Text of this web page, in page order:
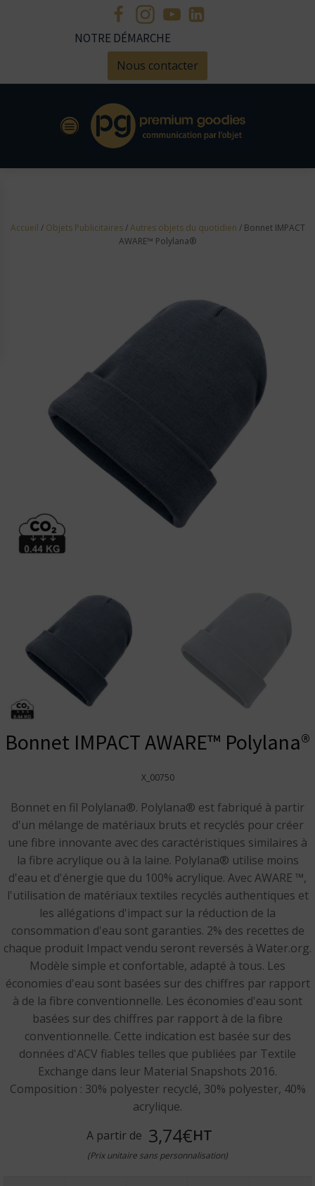
NOTRE DÉMARCHE
Nous contacter
Accueil / Objets Publicitaires/Autres objets du quotidien / Bonnet IMPACT
AWARE™ Polylana®
Bonnet IMPACT AWARE™ Polylana®
X_00750
Bonnet en fil Polylana®. Polylana® est fabriqué à partir
d'un mélange de matériaux bruts et recyclés pour créer
une fibre innovante avec des caractéristiques similaires à
la fibre acrylique ou à la laine. Polylana® utilise moins
d'eau et d'énergie que du 100% acrylique. Avec AWARE ™,
l'utilisation de matériaux textiles recyclés authentiques et
les allégations d'impact sur la réduction de la
consommation d'eau sont garanties. 2% des recettes de
chaque produit Impact vendu seront reversés à Water.org.
Modèle simple et confortable, adapté à tous. Les
économies d'eau sont basées sur des chiffres par rapport
à de la fibre conventionnelle. Les économies d'eau sont
basées sur des chiffres par rapport à de la fibre
conventionnelle. Cette indication est basée sur des
données d'ACV fiables telles que publiées par Textile
Exchange dans leur Material Snapshots 2016.
Composition : 30% polyester recyclé, 30% polyester, 40%
acrylique.
A partir de 3,74€HT
(Prix unitaire sans personnalisation)